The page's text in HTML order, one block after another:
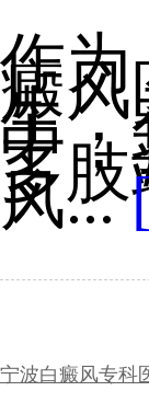
作为
癜风
生，
中，
多
风...
宁波白癜风专科